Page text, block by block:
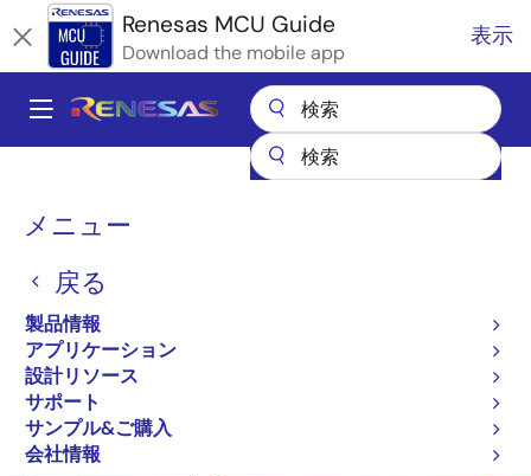
イ
ン
Renesas MCU Guide
Download the mobile app
表示
Main
メニュー
戻る
製品情報
アプリケーション
設計リソース
サポート
サンプル&ご購入
会社情報
パ
く
ず
マイクロコントローラとマイクロプロセッサ
RX IoT Cloud Over-the-Air (OTA) Solution
RX IoT Cloud Over-the-Air
(OTA) Solution